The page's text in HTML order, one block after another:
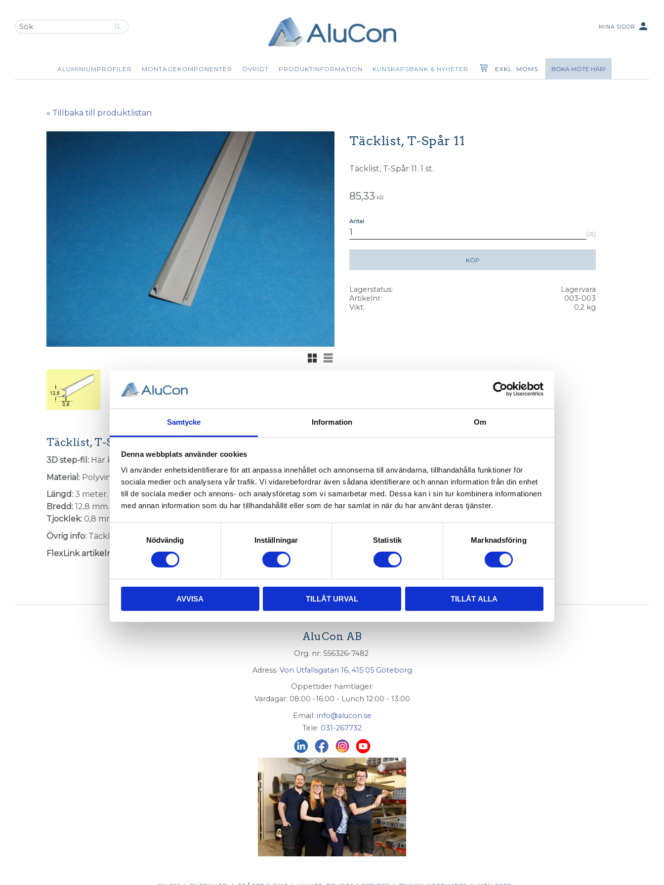
Samtycke Information Om
Denna webbplats använder cookies
Vi använder enhetsidentifierare för att anpassa innehållet och annonserna till användarna, tillhandahålla funktioner för
sociala medier och analysera vår trafik. Vi vidarebefordrar även sådana identifierare och annan information från din enhet
till de sociala medier och annons- och analysföretag som vi samarbetar med. Dessa kan i sin tur kombinera informationen
med annan information som du har tillhandahållit eller som de har samlat in när du har använt deras tjänster.
Nödvändig
Inställningar Statistik Marknadsföring
AVVISA TILLÅT URVAL TILLÅT ALLA
MINA SIDOR person
ALUMINIUMPROFILER MONTAGEKOMPONENTER ÖVRIGT PRODUKTINFORMATION KUNSKAPSBANK & NYHETER EXKL. MOMS BOKA MÖTE HÄR!
« Tillbaka till produktlistan
Täcklist, T-Spår 11
Täcklist, T-Spår 11. 1 st.
Rutnätsvy
Listvy
85,33 KR
Antal
st
KÖP
Lagerstatus
Lagervara
Artikelnr
003-003
Vikt
0,2 kg
Täcklist, T-Spår 11.
3D step-fil: Här kan du hämta en 3D step-fil
Material: Polyvinylklorid, grå.
Längd: 3 meter.
Bredd:12,8 mm.
Tjocklek: 0,8 mm.
Övrig info: Täcklist för profiler T-Spår 11.
FlexLink artikelnummer:
XCAC 3P
AluCon AB
Org. nr: 556326-7482
Adress: Von Utfallsgatan 16, 415 05 Göteborg
Öppettider hämtlager:
Vardagar: 08:00 -16:00 - Lunch 12:00 - 13:00
Email: info@alucon.se
Tele: 031-267732